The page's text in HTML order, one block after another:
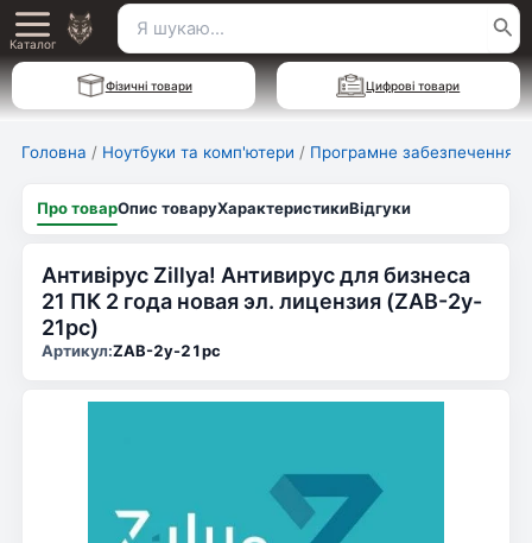
Перейти
до
вмісту
Main
Menu
Каталог
Пошук
для:
Фізичні товари Цифрові товари
Головна / Ноутбуки та комп'ютери / Програмне забезпечення
Про товарОпис товаруХарактеристикиВідгуки
Антивірус Zillya! Антивирус для бизнеса
21 ПК 2 года новая эл. лицензия (ZAB-2y-
21pc)
Артикул:ZAB-2y-21pc